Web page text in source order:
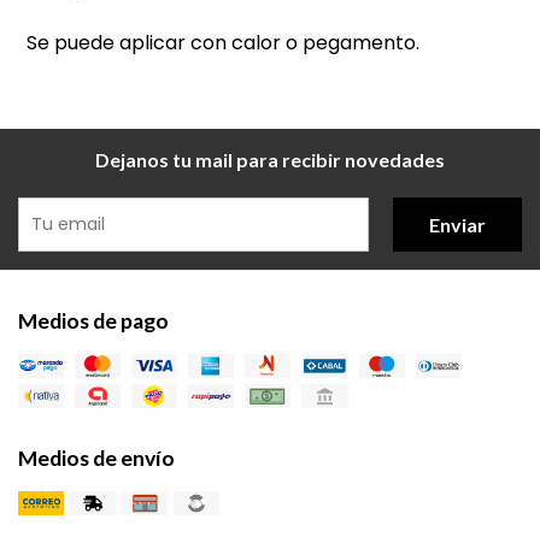
Se puede aplicar con calor o pegamento.
Dejanos tu mail para recibir novedades
Enviar
Medios de pago
Medios de envío